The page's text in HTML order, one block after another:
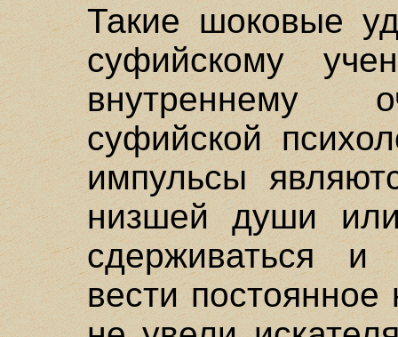
Такие шоковые
суфийскому
внутреннему
суфийской
импульсы
низшей души
сдерживаться
вести